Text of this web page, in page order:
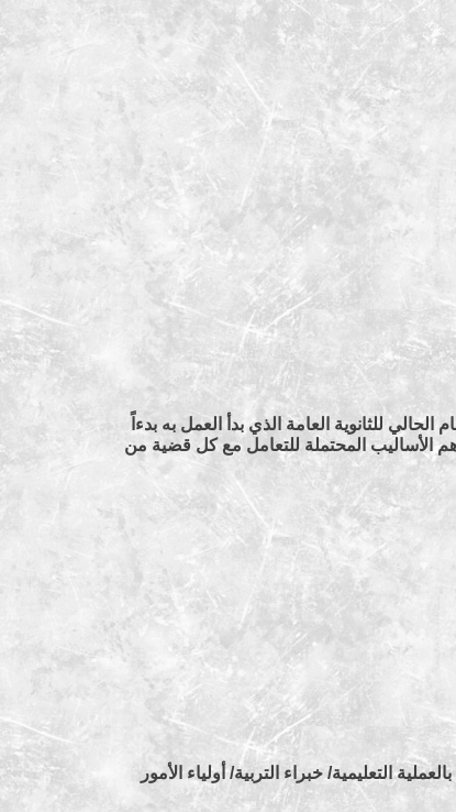
للثانوية العامة الذي بدأ العمل به بدءاً
طبقاً للقرارين الوزاريين (143) و(144) لسنة 1994، ومعرفة أهم الأساليب المحتملة للتعامل مع كل قضية من
التعليمية/ خبراء التربية/ أولياء الأمور